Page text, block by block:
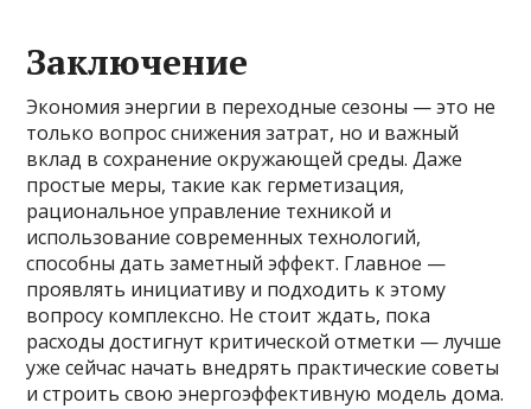
Заключение
Экономия энергии в переходные сезоны — это не
только вопрос снижения затрат, но и важный
вклад в сохранение окружающей среды. Даже
простые меры, такие как герметизация,
рациональное управление техникой и
использование современных технологий,
способны дать заметный эффект. Главное —
проявлять инициативу и подходить к этому
вопросу комплексно. Не стоит ждать, пока
расходы достигнут критической отметки — лучше
уже сейчас начать внедрять практические советы
и строить свою энергоэффективную модель дома.